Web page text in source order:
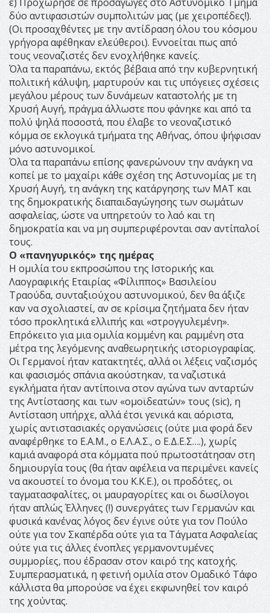
δύο αντιφασιστών συμπολιτών μας (με χειροπέδες!).
(Οι προσαχθέντες με την αντίδραση όλου του κόσμου
γρήγορα αφέθηκαν ελεύθεροι). Εννοείται πως από
τους νεοναζιστές δεν ενοχλήθηκε κανείς.
Όλα τα παραπάνω, εκτός βέβαια από την κυβερνητική
πολιτική κάλυψη, μαρτυρούν και τις υπόγειες σχέσεις
μεγάλου μέρους των δυνάμεων καταστολής με τη
Χρυσή Αυγή, πράγμα άλλωστε που φάνηκε και από τα
πολύ ψηλά ποσοστά, που έλαβε το νεοναζιστικό
κόμμα σε εκλογικά τμήματα της Αθήνας, όπου ψήφισαν
μόνο αστυνομικοί.
Όλα τα παραπάνω επίσης φανερώνουν την ανάγκη να
κοπεί με το μαχαίρι κάθε σχέση της Αστυνομίας με τη
Χρυσή Αυγή, τη ανάγκη της κατάργησης των ΜΑΤ και
της δημοκρατικής διαπαιδαγώγησης των σωμάτων
ασφαλείας, ώστε να υπηρετούν το λαό και τη
δημοκρατία και να μη συμπεριφέρονται σαν αντίπαλοί
τους.
Ο «πανηγυρικός» της ημέρας
Η ομιλία του εκπροσώπου της Ιστορικής και
Λαογραφικής Εταιρίας «Φίλιππος» Βασιλείου
Τραούδα, συνταξιούχου αστυνομικού, δεν θα άξιζε
καν να σχολιαστεί, αν σε κρίσιμα ζητήματα δεν ήταν
τόσο προκλητικά ελλιπής και «στρογγυλεμένη».
Επρόκειτο για μια ομιλία κομμένη και ραμμένη στα
μέτρα της λεγόμενης αναθεωρητικής ιστοριογραφίας.
Οι Γερμανοί ήταν κατακτητές, αλλά οι λέξεις ναζισμός
και φασισμός σπάνια ακούστηκαν, τα ναζιστικά
εγκλήματα ήταν αντίποινα στον αγώνα των ανταρτών
της Αντίστασης και των «ομοϊδεατών» τους (sic), η
Αντίσταση υπήρχε, αλλά έτσι γενικά και αόριστα,
χωρίς αντιστασιακές οργανώσεις (ούτε μια φορά δεν
αναφέρθηκε το Ε.Α.Μ., ο Ε.Λ.Α.Σ., ο Ε.Δ.Ε.Σ….), χωρίς
καμιά αναφορά στα κόμματα πού πρωτοστάτησαν στη
δημιουργία τους (θα ήταν αφέλεια να περιμένει κανείς
να ακουστεί το όνομα του Κ.Κ.Ε.), οι προδότες, οι
ταγματασφαλίτες, οι μαυραγορίτες και οι δωσίλογοι
ήταν απλώς Έλληνες (!) συνεργάτες των Γερμανών και
φυσικά κανένας λόγος δεν έγινε ούτε για τον Πούλο
ούτε για τον Σκαπέρδα ούτε για τα Τάγματα Ασφαλείας
ούτε για τις άλλες ένοπλες γερμανοντυμένες
συμμορίες, που έδρασαν στον καιρό της κατοχής.
Συμπερασματικά, η φετινή ομιλία στον Ομαδικό Τάφο
κάλλιστα θα μπορούσε να έχει εκφωνηθεί τον καιρό
της χούντας.